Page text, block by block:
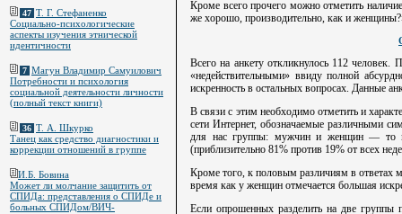
Кроме всего прочего можно отметить
же хорошо, производительно, как и
Всего на анкету откликнулось 112
«недействительными» ввиду полной
искренность в остальных вопросах. Данные
В связи с этим необходимо отметить и
сети Интернет, обозначаемые различными
для нас группы: мужчин и женщин — то
(приблизительно 81% против 19% от всех
Кроме того, к половым различиям в ответах
время как у женщин отмечается большая
Если опрошенных разделить на две
47 Т. Г. Стефаненко
Социально-психологические
аспекты изучения этнической
идентичности
7 Магун Владимир Самуилович
Потребности и психология
социальной деятельности личности
(полный текст книги)
36 Т. А. Шкурко
Танец как средство диагностики и
коррекции отношений в группе
И.Б. Бовина
Может ли молчание защитить от
СПИДа: представления о СПИДе и
больных СПИДом/ВИЧ-